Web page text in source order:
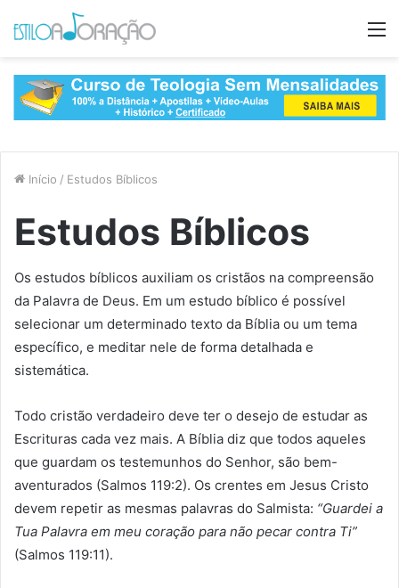
Início / Estudos Bíblicos
Estudos Bíblicos
Os estudos bíblicos auxiliam os cristãos na compreensão
da Palavra de Deus. Em um estudo bíblico é possível
selecionar um determinado texto da Bíblia ou um tema
específico, e meditar nele de forma detalhada e
sistemática.
Todo cristão verdadeiro deve ter o desejo de estudar as
Escrituras cada vez mais. A Bíblia diz que todos aqueles
que guardam os testemunhos do Senhor, são bem-
aventurados (Salmos 119:2). Os crentes em Jesus Cristo
devem repetir as mesmas palavras do Salmista: “Guardei a
Tua Palavra em meu coração para não pecar contra Ti”
(Salmos 119:11).